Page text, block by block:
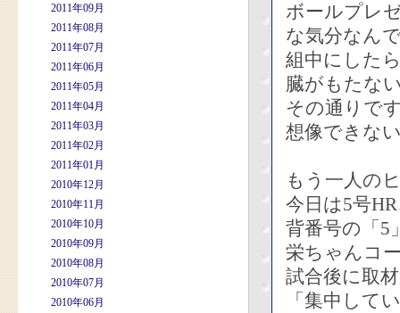
2011年09月
2011年08月
2011年07月
2011年06月
2011年05月
2011年04月
2011年03月
2011年02月
2011年01月
2010年12月
2010年11月
2010年10月
2010年09月
2010年08月
2010年07月
2010年06月
ボールプレ
な気分なん
組中にした
臓がもたな
その通りで
想像できな
もう一人の
今日は5号
背番号の「5
栄ちゃんコ
試合後に取
「集中して